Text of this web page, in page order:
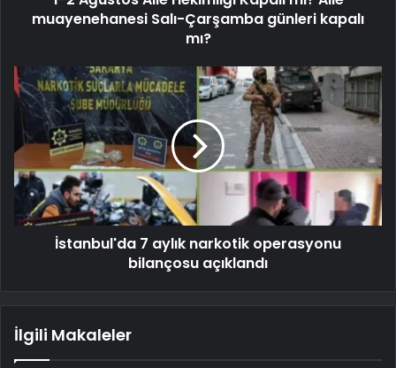
muayenehanesi Salı-Çarşamba günleri kapalı
mı?
İstanbul'da 7 aylık narkotik operasyonu
bilançosu açıklandı
İlgili Makaleler